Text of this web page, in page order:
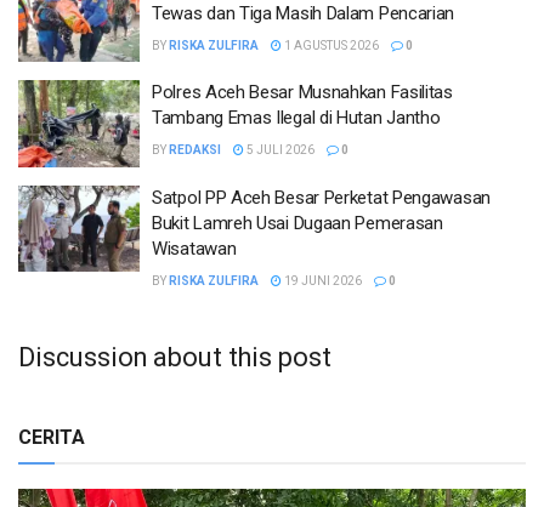
Tewas dan Tiga Masih Dalam Pencarian
BY RISKA ZULFIRA 1 AGUSTUS 2026 0
Polres Aceh Besar Musnahkan Fasilitas
Tambang Emas Ilegal di Hutan Jantho
BY REDAKSI 5 JULI 2026 0
Satpol PP Aceh Besar Perketat Pengawasan
Bukit Lamreh Usai Dugaan Pemerasan
Wisatawan
BY RISKA ZULFIRA 19 JUNI 2026 0
Discussion about this post
CERITA